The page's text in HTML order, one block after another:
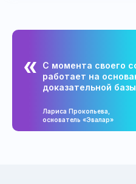
С момента своего
работает на
доказательной базы
Лариса Прокопьева,
основатель «Эвалар»